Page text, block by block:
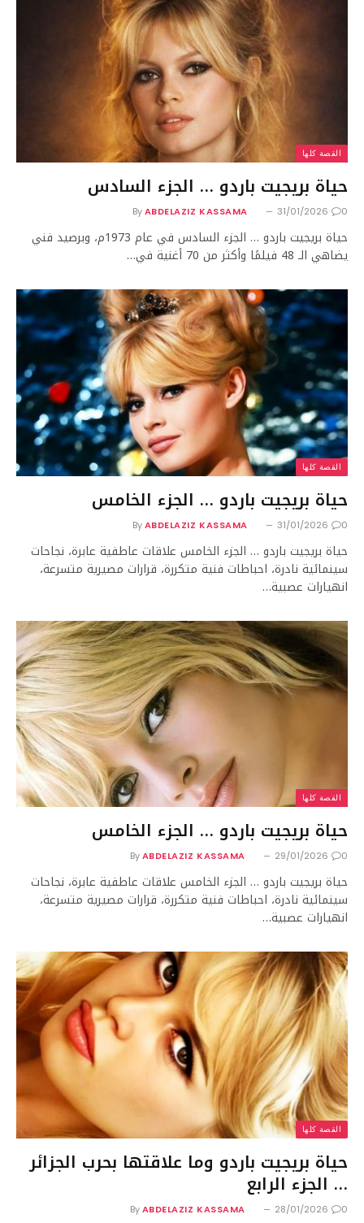
القصة كلها
حياة بريجيت باردو … الجزء السادس
By ABDELAZIZ KASSAMA 31/01/2026 0
حياة بريجيت باردو … الجزء السادس في عام 1973م، وبرصيد فني
يضاهي الـ 48 فيلمًا وأكثر من 70 أغنية في…
القصة كلها
حياة بريجيت باردو … الجزء الخامس
By ABDELAZIZ KASSAMA 31/01/2026 0
حياة بريجيت باردو … الجزء الخامس علاقات عاطفية عابرة، نجاحات
سينمائية نادرة، احباطات فنية متكررة، قرارات مصيرية متسرعة،
انهيارات عصبية…
القصة كلها
حياة بريجيت باردو … الجزء الخامس
By ABDELAZIZ KASSAMA 29/01/2026 0
حياة بريجيت باردو … الجزء الخامس علاقات عاطفية عابرة، نجاحات
سينمائية نادرة، احباطات فنية متكررة، قرارات مصيرية متسرعة،
انهيارات عصبية…
القصة كلها
حياة بريجيت باردو وما علاقتها بحرب الجزائر
… الجزء الرابع
By ABDELAZIZ KASSAMA 28/01/2026 0